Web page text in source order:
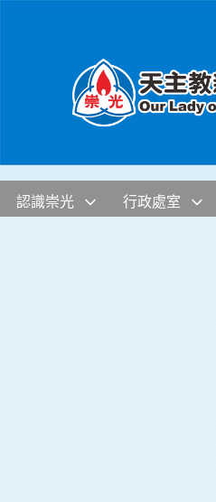
認識崇光 行政處室